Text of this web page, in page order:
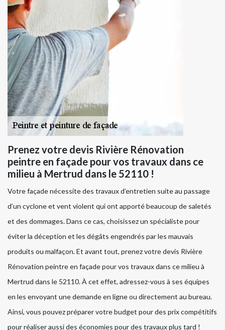
Prenez votre devis Rivière Rénovation
peintre en façade pour vos travaux dans ce
milieu à Mertrud dans le 52110 !
Votre façade nécessite des travaux d’entretien suite au passage
d’un cyclone et vent violent qui ont apporté beaucoup de saletés
et des dommages. Dans ce cas, choisissez un spécialiste pour
éviter la déception et les dégâts engendrés par les mauvais
produits ou malfaçon. Et avant tout, prenez votre devis Rivière
Rénovation peintre en façade pour vos travaux dans ce milieu à
Mertrud dans le 52110. À cet effet, adressez-vous à ses équipes
en les envoyant une demande en ligne ou directement au bureau.
Ainsi, vous pouvez préparer votre budget pour des prix compétitifs
pour réaliser aussi des économies pour des travaux plus tard !